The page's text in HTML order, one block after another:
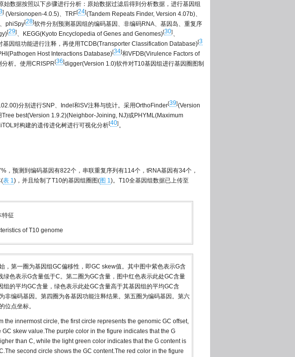
数据按照以下步骤进行分析：原始数据过滤后得到分析数据，进行基因组
] (Versionopen-4.0.5)、TRF[24](Tandem Repeats Finder, Version 4.07b)、
、phiSpy[28]软件分别预测基因组的编码基因、非编码RNA、基因岛、重复序
[29]、KEGG(Kyoto Encyclopedia of Genes and Genomes)[30]、
基因组功能进行注释，再使用TCDB(Transporter Classification Database)[3
Host Interactions Database)[34]和VFDB(Virulence Factors of
析。使用CRISPR[36]digger(Version 1.0)软件对T10基因组进行基因圈图制
分别进行SNP、Indel和SV注释与统计。采用OrthoFinder[39](Version
best(Version 1.9.2)(Neighbor-Joining, NJ)或PHYML(Maximum
对构建的遗传进化树进行可视化分析[40]。
，预测到编码基因有822个，串联重复序列有114个，tRNA基因有34个，
(表 1)，并且绘制了T10的基因组圈图(图 1)。T10全基因组数据已上传至
特征
of T10 genome
，第一圈为基因组GC偏移性，即GC skew值。其中图中紫色表示G含
绿色表示G含量低于C。第二圈为GC含量，图中红色表示此处GC含量
组的平均GC含量，绿色表示此处GC含量高于其基因组的平均GC含
非编码基因。第四圈为各基因功能注释结果。第五圈为编码基因。第六
位点坐标。
the innermost circle, the first circle represents the genomic GC offset,
GC skew value.The purple color in the figure indicates that the G
than C, while the light green color indicates that the G content is
second circle shows the GC content.The red color in the figure